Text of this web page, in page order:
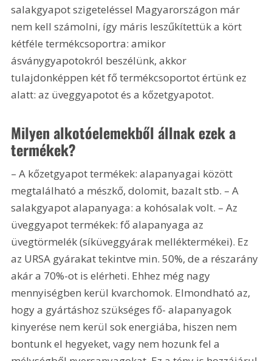
salakgyapot szigeteléssel Magyarországon már
nem kell számolni, így máris leszűkítettük a kört
kétféle termékcsoportra: amikor
ásványgyapotokról beszélünk, akkor
tulajdonképpen két fő termékcsoportot értünk ez
alatt: az üveggyapotot és a kőzetgyapotot.
Milyen alkotóelemekből állnak ezek a
termékek?
– A kőzetgyapot termékek: alapanyagai között
megtalálható a mészkő, dolomit, bazalt stb. – A
salakgyapot alapanyaga: a kohósalak volt. – Az
üveggyapot termékek: fő alapanyaga az
üvegtörmelék (síküveggyárak melléktermékei). Ez
az URSA gyárakat tekintve min. 50%, de a részarány
akár a 70%-ot is elérheti. Ehhez még nagy
mennyiségben kerül kvarchomok. Elmondható az,
hogy a gyártáshoz szükséges fő- alapanyagok
kinyerése nem kerül sok energiába, hiszen nem
bontunk el hegyeket, vagy nem hozunk fel a